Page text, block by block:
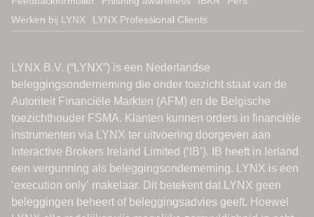
Werken bij LYNX
LYNX Professional Clients